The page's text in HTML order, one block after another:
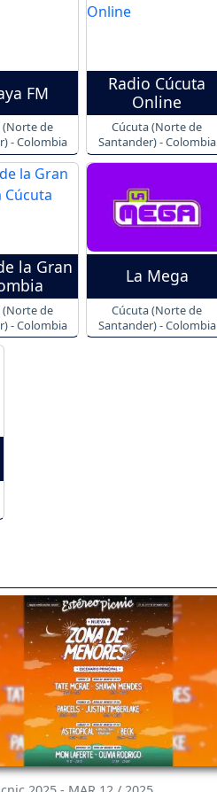
FM
(Norte de
- Colombia
Radio Cúcuta
Online
Cúcuta (Norte de
Santander) - Colombia
la Gran
(Norte de
- Colombia
La Mega
Cúcuta (Norte de
Santander) - Colombia